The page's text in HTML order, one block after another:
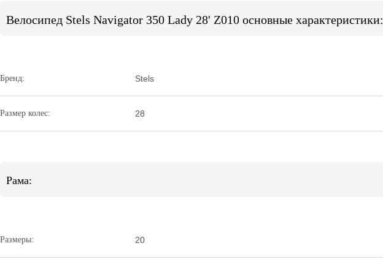
Велосипед Stels Navigator 350 Lady 28' Z010 основные характеристики:
Бренд: Stels
Размер колес: 28
Рама:
Размеры: 20